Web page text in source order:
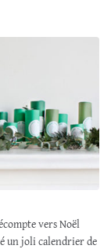
vers Noël
un joli calendrier de